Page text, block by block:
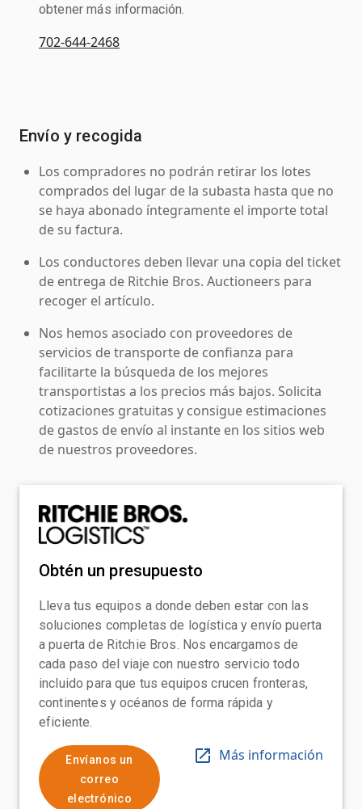
obtener más información.
702-644-2468
Envío y recogida
Los compradores no podrán retirar los lotes
comprados del lugar de la subasta hasta que no
se haya abonado íntegramente el importe total
de su factura.
Los conductores deben llevar una copia del ticket
de entrega de Ritchie Bros. Auctioneers para
recoger el artículo.
Nos hemos asociado con proveedores de
servicios de transporte de confianza para
facilitarte la búsqueda de los mejores
transportistas a los precios más bajos. Solicita
cotizaciones gratuitas y consigue estimaciones
de gastos de envío al instante en los sitios web
de nuestros proveedores.
Obtén un presupuesto
Lleva tus equipos a donde deben estar con las
soluciones completas de logística y envío puerta
a puerta de Ritchie Bros. Nos encargamos de
cada paso del viaje con nuestro servicio todo
incluido para que tus equipos crucen fronteras,
continentes y océanos de forma rápida y
eficiente.
Envíanos un
correo
electrónico
Más información